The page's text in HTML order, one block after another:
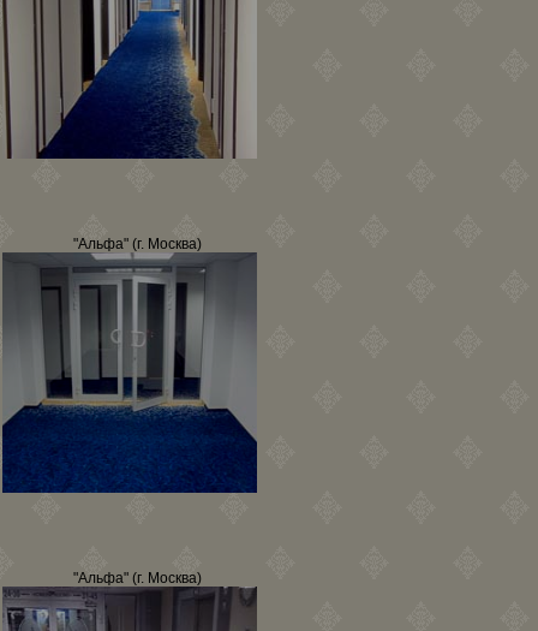
"Альфа" (г. Москва)
"Альфа" (г. Москва)